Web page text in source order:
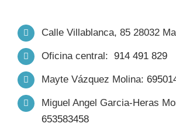
NOSOTROS
FORMACIÓN
Calle Villablanca, 85 28032
Oficina central: 914 491 829
Mayte Vázquez Molina:
Miguel Angel Garcia-Heras
653583458